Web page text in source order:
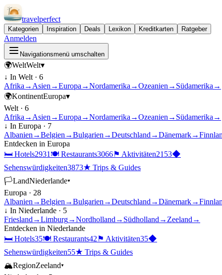
travelperfect
Kategorien Inspiration Deals Lexikon Kreditkarten Ratgeber
Anmelden
Navigationsmenü umschalten
🌍WeltWelt▾
↓ In Welt · 6
Afrika → Asien →Europa →Nordamerika →Ozeanien → Südamerika →
🌍KontinentEuropa▾
Welt · 6
Afrika → Asien →Europa →Nordamerika →Ozeanien → Südamerika →
↓ In Europa · 7
Albanien →Belgien →Bulgarien →Deutschland →Dänemark→
Entdecken in Europa
🛏 Hotels2931 🍽 Restaurants3066⚑ Aktivitäten2153◆
Sehenswürdigkeiten3873★ Trips & Guides
🏳LandNiederlande▾
Europa · 28
Albanien →Belgien →Bulgarien →Deutschland →Dänemark→
↓ In Niederlande · 5
Friesland →Limburg→Nordholland → Südholland → Zeeland →
Entdecken in Niederlande
🛏 Hotels35🍽 Restaurants42⚑ Aktivitäten35◆
Sehenswürdigkeiten55★ Trips & Guides
🏔RegionZeeland▾